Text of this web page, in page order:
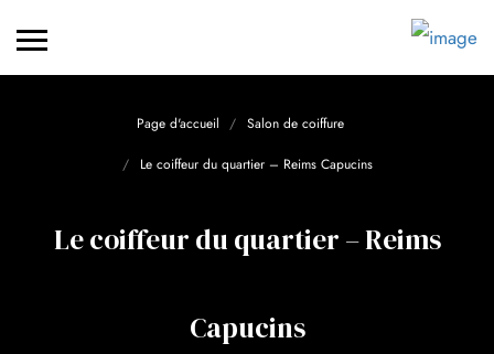
Page d'accueil Salon de coiffure
Le coiffeur du quartier – Reims Capucins
Le coiffeur du quartier – Reims
Capucins